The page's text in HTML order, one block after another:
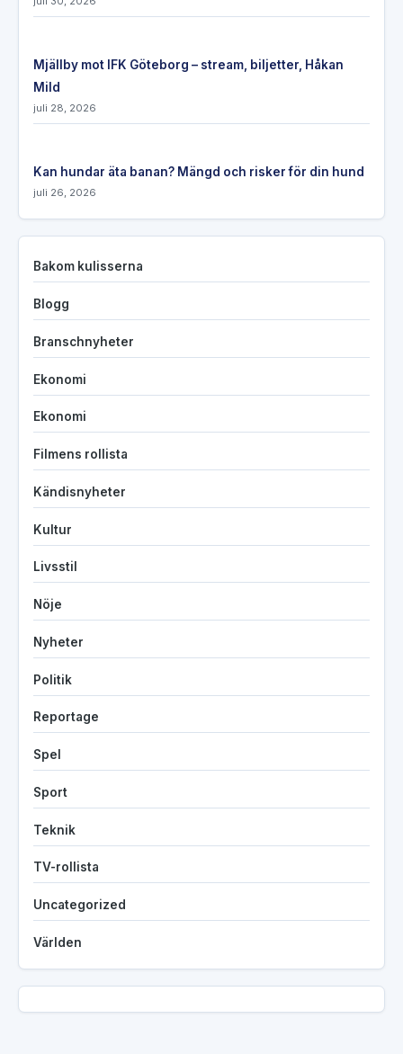
Mjällby mot IFK Göteborg – stream, biljetter, Håkan
Mild
juli 28, 2026
Kan hundar äta banan? Mängd och risker för din hund
juli 26, 2026
Bakom kulisserna
Blogg
Branschnyheter
Ekonomi
Ekonomi
Filmens rollista
Kändisnyheter
Kultur
Livsstil
Nöje
Nyheter
Politik
Reportage
Spel
Sport
Teknik
TV-rollista
Uncategorized
Världen